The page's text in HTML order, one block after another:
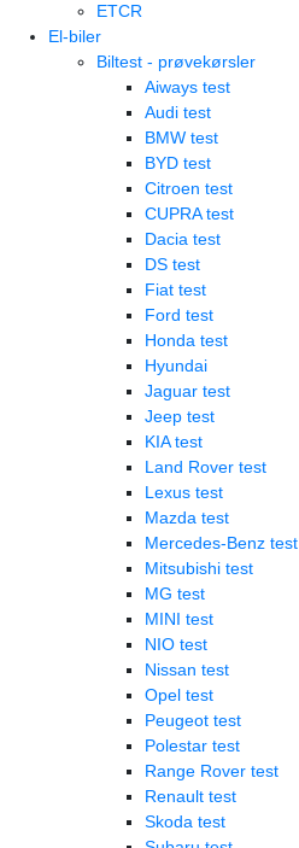
ETCR
El-biler
Biltest - prøvekørsler
Aiways test
Audi test
BMW test
BYD test
Citroen test
CUPRA test
Dacia test
DS test
Fiat test
Ford test
Honda test
Hyundai
Jaguar test
Jeep test
KIA test
Land Rover test
Lexus test
Mazda test
Mercedes-Benz test
Mitsubishi test
MG test
MINI test
NIO test
Nissan test
Opel test
Peugeot test
Polestar test
Range Rover test
Renault test
Skoda test